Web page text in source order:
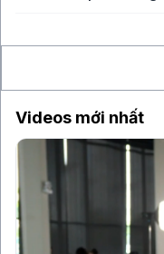
Videos mới nhất